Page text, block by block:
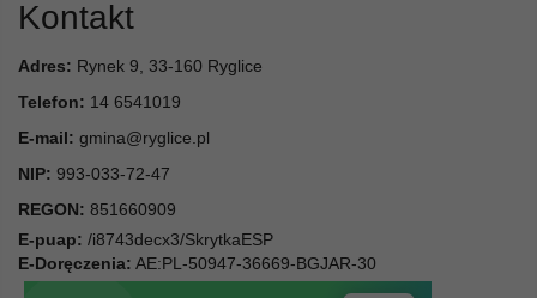
Kontakt
Adres: Rynek 9, 33-160 Ryglice
Telefon: 14 6541019
E-mail: gmina@ryglice.pl
NIP: 993-033-72-47
REGON: 851660909
E-puap: /i8743decx3/SkrytkaESP
E-Doręczenia: AE:PL-50947-36669-BGJAR-30